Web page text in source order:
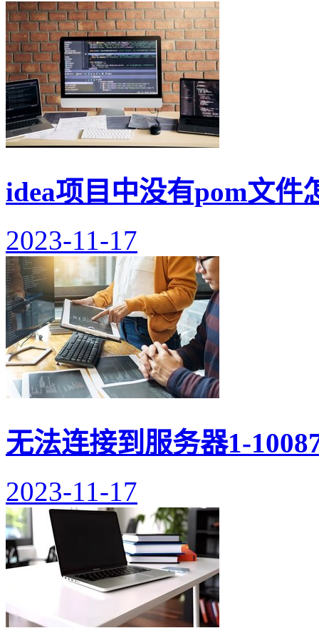
idea项目中没有pom文件
2023-11-17
无法连接到服务器1-
2023-11-17